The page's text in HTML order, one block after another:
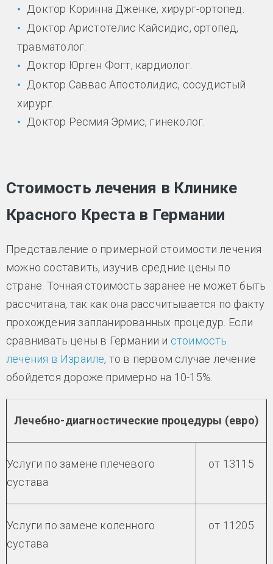
Доктор Коринна Дженке, хирург-ортопед.
Доктор Аристотелис Кайсидис, ортопед,
травматолог.
Доктор Юрген Фогт, кардиолог.
Доктор Саввас Апостолидис, сосудистый
хирург.
Доктор Ресмия Эрмис, гинеколог.
Стоимость лечения в Клинике
Красного Креста в Германии
Представление о примерной стоимости лечения
можно составить, изучив средние цены по
стране. Точная стоимость заранее не может быть
рассчитана, так как она рассчитывается по факту
прохождения запланированных процедур. Если
сравнивать цены в Германии и стоимость
лечения в Израиле, то в первом случае лечение
обойдется дороже примерно на 10-15%.
Лечебно-диагностические процедуры (евро)
Услуги по замене плечевого
сустава
от 13115
Услуги по замене коленного
сустава
от 11205